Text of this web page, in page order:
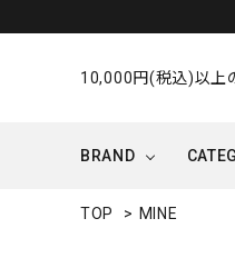
10,000円(税込)以上
BRAND
TOP > MINE